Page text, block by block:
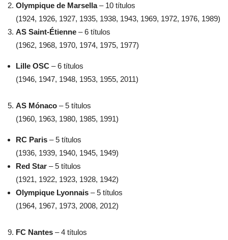
Olympique de Marsella– 10 títulos
(1924, 1926, 1927, 1935, 1938, 1943, 1969, 1972, 1976, 1989)
AS Saint-Étienne – 6 títulos
(1962, 1968, 1970, 1974, 1975, 1977)
Lille OSC – 6 títulos
(1946, 1947, 1948, 1953, 1955, 2011)
AS Mónaco – 5 títulos
(1960, 1963, 1980, 1985, 1991)
RC Paris – 5 títulos
(1936, 1939, 1940, 1945, 1949)
Red Star – 5 títulos
(1921, 1922, 1923, 1928, 1942)
Olympique Lyonnais – 5 títulos
(1964, 1967, 1973, 2008, 2012)
FC Nantes – 4 títulos